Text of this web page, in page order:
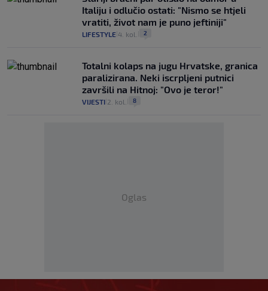
Italiju i odlučio ostati: "Nismo se htjeli
vratiti, život nam je puno jeftiniji"
LIFESTYLE 4. kol. 2
Totalni kolaps na jugu Hrvatske, granica
paralizirana. Neki iscrpljeni putnici
završili na Hitnoj: "Ovo je teror!"
VIJESTI 2. kol. 8
Oglas